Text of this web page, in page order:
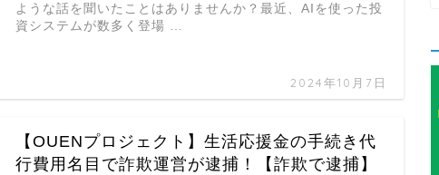
2024年10月7日
ような話を聞いたことはありませんか？最近、AIを使った投
資システムが数多く登場 …
【OUENプロジェクト】生活応援金の手続き代
行費用名目で詐欺運営が逮捕！【詐欺で逮捕】